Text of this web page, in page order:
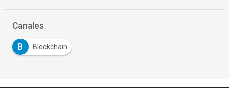
Canales
B Blockchain